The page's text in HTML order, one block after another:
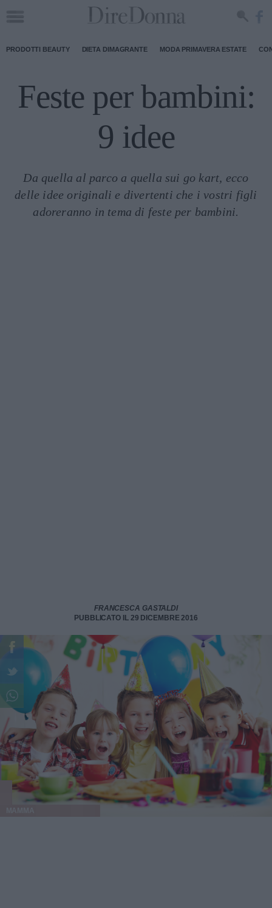
PRODOTTI BEAUTY DIETA DIMAGRANTE MODA PRIMAVERA ESTATE
Feste per bambini:
9 idee
Da quella al parco a quella sui go kart, ecco
delle idee originali e divertenti che i vostri figli
adoreranno in tema di feste per bambini.
FRANCESCA GASTALDI
PUBBLICATO IL 29 DICEMBRE 2016